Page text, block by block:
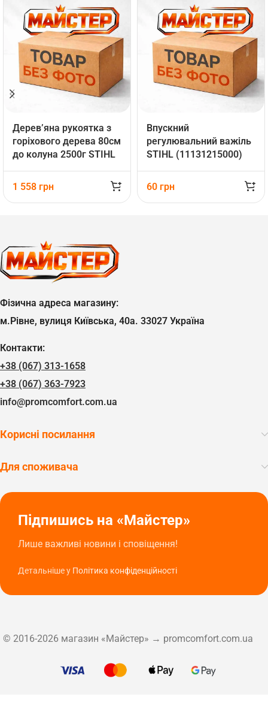
Дерев’яна рукоятка з
горіхового дерева 80см
до колуна 2500г STIHL
1 558 грн
Впускний
регулювальний важіль
STIHL (11131215000)
60 грн
Фізична адреса магазину:
м.Рівне, вулиця Київська, 40а. 33027 Україна
Контакти:
+38 (067) 313-1658
+38 (067) 363-7923
info@promcomfort.com.ua
Корисні посилання
Для споживача
Підпишись на «Майстер»
Лише важливі новини і сповіщення!
Детальніше у Політика конфіденційності
© 2016-2026 магазин «Майстер» → promcomfort.com.ua